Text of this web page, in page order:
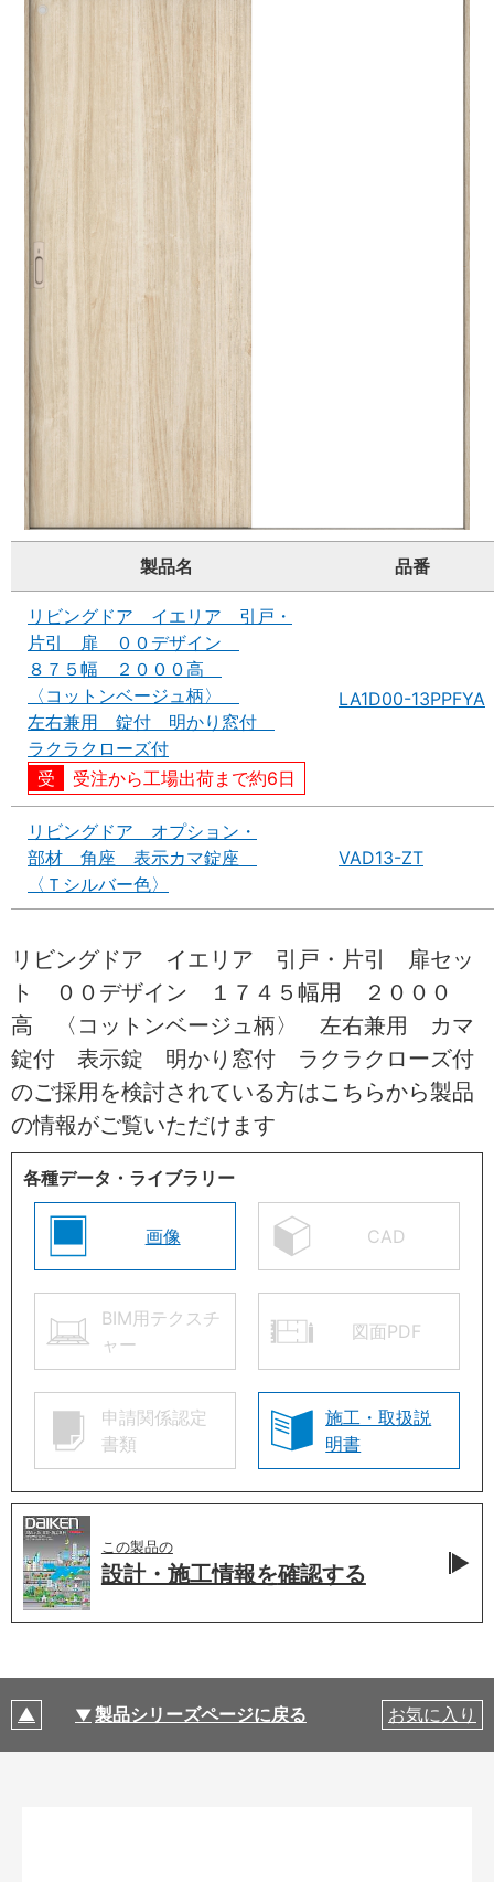
製品名 品番
リビングドア イエリア 引戸・
片引 扉 ００デザイン
８７５幅 ２０００高
〈コットンベージュ柄〉
左右兼用 錠付 明かり窓付
ラクラクローズ付
受注から工場出荷まで約6日
LA1D00-13PPFYA
リビングドア オプション・
部材 角座 表示カマ錠座
〈Ｔシルバー色〉
VAD13-ZT
リビングドア イエリア 引戸・片引 扉セッ
ト ００デザイン １７４５幅用 ２０００
高 〈コットンベージュ柄〉 左右兼用 カマ
錠付 表示錠 明かり窓付 ラクラクローズ付
のご採用を検討されている方はこちらから製品
の情報がご覧いただけます
各種データ・ライブラリー
画像 CAD
BIM用テクスチ
ャー
図面PDF
申請関係認定
書類
施工・取扱説
明書
この製品の
設計・施工情報を確認する
製品シリーズページに戻る お気に入り